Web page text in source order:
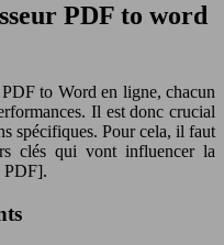
PDF to word
to Word en ligne, chacun
Il est donc crucial
spécifiques. Pour cela, il faut
clés qui vont influencer la
PDF].